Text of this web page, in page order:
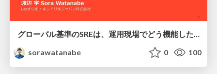
グローバル基準のSREは、運用現場でどう機能したか：成熟度アセスメントの実践 ／ SRE NEXT 2026
sorawatanabe
0 100